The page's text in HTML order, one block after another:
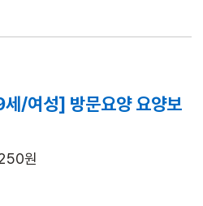
/여성] 방문요양 요양보
원